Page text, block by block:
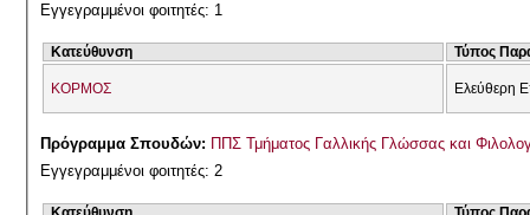
Εγγεγραμμένοι φοιτητές: 1
Κατεύθυνση Τύπος
ΚΟΡΜΟΣ Ελεύθερη
Πρόγραμμα Σπουδών: ΠΠΣ Τμήματος Γαλλικής Γλώσσας και
Εγγεγραμμένοι φοιτητές: 2